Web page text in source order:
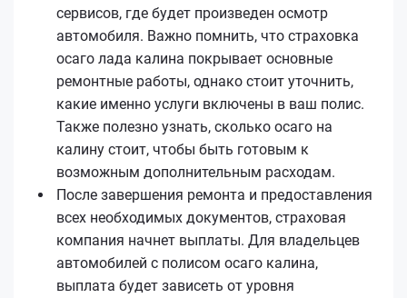
сервисов, где будет произведен осмотр
автомобиля. Важно помнить, что страховка
осаго лада калина покрывает основные
ремонтные работы, однако стоит уточнить,
какие именно услуги включены в ваш полис.
Также полезно узнать, сколько осаго на
калину стоит, чтобы быть готовым к
возможным дополнительным расходам.
После завершения ремонта и предоставления
всех необходимых документов, страховая
компания начнет выплаты. Для владельцев
автомобилей с полисом осаго калина,
выплата будет зависеть от уровня